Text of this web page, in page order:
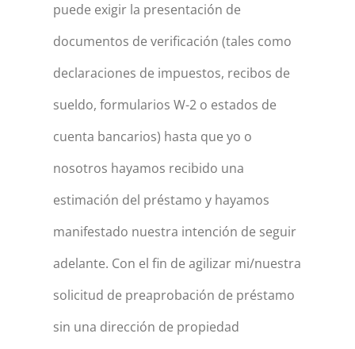
puede exigir la presentación de
documentos de verificación (tales como
declaraciones de impuestos, recibos de
sueldo, formularios W-2 o estados de
cuenta bancarios) hasta que yo o
nosotros hayamos recibido una
estimación del préstamo y hayamos
manifestado nuestra intención de seguir
adelante. Con el fin de agilizar mi/nuestra
solicitud de preaprobación de préstamo
sin una dirección de propiedad